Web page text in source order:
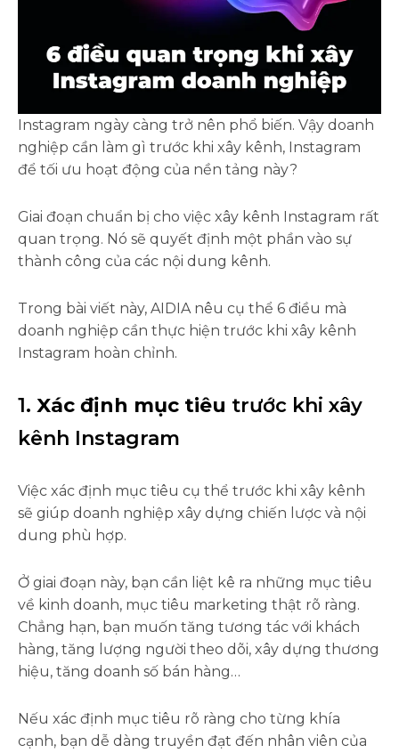
Instagram ngày càng trở nên phổ biến. Vậy doanh
nghiệp cần làm gì trước khi xây kênh, Instagram
để tối ưu hoạt động của nền tảng này?
Giai đoạn chuẩn bị cho việc xây kênh Instagram rất
quan trọng. Nó sẽ quyết định một phần vào sự
thành công của các nội dung kênh.
Trong bài viết này, AIDIA nêu cụ thể 6 điều mà
doanh nghiệp cần thực hiện trước khi xây kênh
Instagram hoàn chỉnh.
1. Xác định mục tiêu trước khi xây
kênh Instagram
Việc xác định mục tiêu cụ thể trước khi xây kênh
sẽ giúp doanh nghiệp xây dựng chiến lược và nội
dung phù hợp.
Ở giai đoạn này, bạn cần liệt kê ra những mục tiêu
về kinh doanh, mục tiêu marketing thật rõ ràng.
Chẳng hạn, bạn muốn tăng tương tác với khách
hàng, tăng lượng người theo dõi, xây dựng thương
hiệu, tăng doanh số bán hàng…
Nếu xác định mục tiêu rõ ràng cho từng khía
cạnh, bạn dễ dàng truyền đạt đến nhân viên của